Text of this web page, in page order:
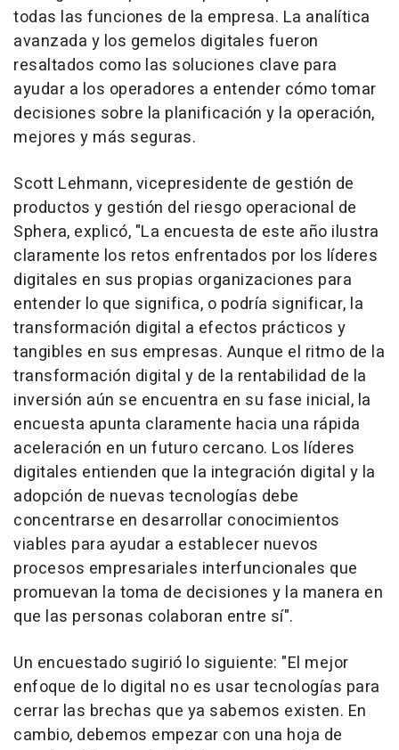
todas las funciones de la empresa. La analítica
avanzada y los gemelos digitales fueron
resaltados como las soluciones clave para
ayudar a los operadores a entender cómo tomar
decisiones sobre la planificación y la operación,
mejores y más seguras.
Scott Lehmann, vicepresidente de gestión de
productos y gestión del riesgo operacional de
Sphera, explicó, "La encuesta de este año ilustra
claramente los retos enfrentados por los líderes
digitales en sus propias organizaciones para
entender lo que significa, o podría significar, la
transformación digital a efectos prácticos y
tangibles en sus empresas. Aunque el ritmo de la
transformación digital y de la rentabilidad de la
inversión aún se encuentra en su fase inicial, la
encuesta apunta claramente hacia una rápida
aceleración en un futuro cercano. Los líderes
digitales entienden que la integración digital y la
adopción de nuevas tecnologías debe
concentrarse en desarrollar conocimientos
viables para ayudar a establecer nuevos
procesos empresariales interfuncionales que
promuevan la toma de decisiones y la manera en
que las personas colaboran entre sí".
Un encuestado sugirió lo siguiente: "El mejor
enfoque de lo digital no es usar tecnologías para
cerrar las brechas que ya sabemos existen. En
cambio, debemos empezar con una hoja de